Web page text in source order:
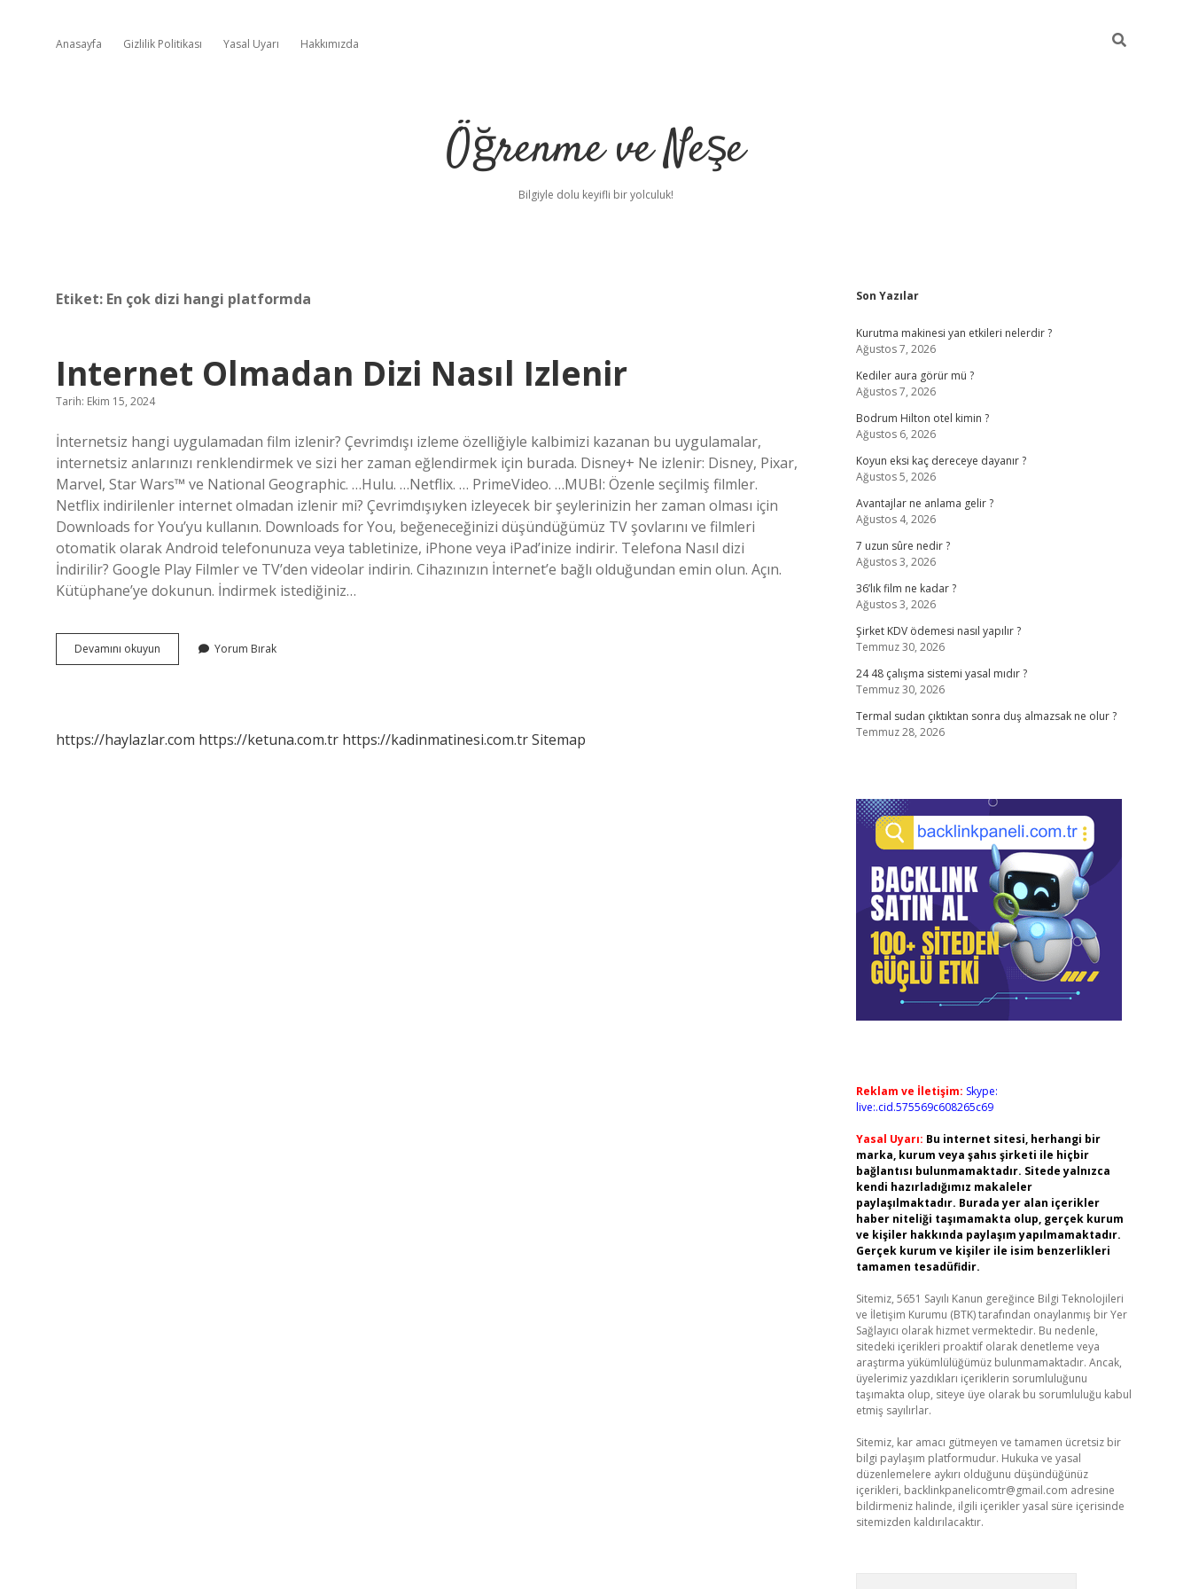
Anasayfa Gizlilik Politikası Yasal Uyarı Hakkımızda
Öğrenme ve Neşe
Bilgiyle dolu keyifli bir yolculuk!
Etiket: En çok dizi hangi platformda
Internet Olmadan Dizi Nasıl Izlenir
Tarih: Ekim 15, 2024
İnternetsiz hangi uygulamadan film izlenir? Çevrimdışı izleme özelliğiyle kalbimizi kazanan bu uygulamalar,
internetsiz anlarınızı renklendirmek ve sizi her zaman eğlendirmek için burada. Disney+ Ne izlenir: Disney, Pixar,
Marvel, Star Wars™ ve National Geographic. …Hulu. …Netflix. … PrimeVideo. …MUBI: Özenle seçilmiş filmler.
Netflix indirilenler internet olmadan izlenir mi? Çevrimdışıyken izleyecek bir şeylerinizin her zaman olması için
Downloads for You’yu kullanın. Downloads for You, beğeneceğinizi düşündüğümüz TV şovlarını ve filmleri
otomatik olarak Android telefonunuza veya tabletinize, iPhone veya iPad’inize indirir. Telefona Nasıl dizi
İndirilir? Google Play Filmler ve TV’den videolar indirin. Cihazınızın İnternet’e bağlı olduğundan emin olun. Açın.
Kütüphane’ye dokunun. İndirmek istediğiniz…
Devamını okuyun
Olmadan
Yorum Bırak
https://haylazlar.com https://ketuna.com.tr https://kadinmatinesi.com.trSitemap
Sidebar
Son Yazılar
Kurutma makinesi yan etkileri nelerdir ?
Ağustos 7, 2026
Kediler aura görür mü ?
Ağustos 7, 2026
Bodrum Hilton otel kimin ?
Ağustos 6, 2026
Koyun eksi kaç dereceye dayanır ?
Ağustos 5, 2026
Avantajlar ne anlama gelir ?
Ağustos 4, 2026
7 uzun sûre nedir ?
Ağustos 3, 2026
36’lık film ne kadar ?
Ağustos 3, 2026
Şirket KDV ödemesi nasıl yapılır ?
Temmuz 30, 2026
24 48 çalışma sistemi yasal mıdır ?
Temmuz 30, 2026
Termal sudan çıktıktan sonra duş almazsak ne olur ?
Temmuz 28, 2026
Reklam ve İletişim: Skype:
live:.cid.575569c608265c69
Yasal Uyarı: Bu internet sitesi, herhangi bir
marka, kurum veya şahıs şirketi ile hiçbir
bağlantısı bulunmamaktadır. Sitede yalnızca
kendi hazırladığımız makaleler
paylaşılmaktadır. Burada yer alan içerikler
haber niteliği taşımamakta olup, gerçek kurum
ve kişiler hakkında paylaşım yapılmamaktadır.
Gerçek kurum ve kişiler ile isim benzerlikleri
tamamen tesadüfidir.
Sitemiz, 5651 Sayılı Kanun gereğince Bilgi Teknolojileri
ve İletişim Kurumu (BTK) tarafından onaylanmış bir Yer
Sağlayıcı olarak hizmet vermektedir. Bu nedenle,
sitedeki içerikleri proaktif olarak denetleme veya
araştırma yükümlülüğümüz bulunmamaktadır. Ancak,
üyelerimiz yazdıkları içeriklerin sorumluluğunu
taşımakta olup, siteye üye olarak bu sorumluluğu kabul
etmiş sayılırlar.
Sitemiz, kar amacı gütmeyen ve tamamen ücretsiz bir
bilgi paylaşım platformudur. Hukuka ve yasal
düzenlemelere aykırı olduğunu düşündüğünüz
içerikleri, backlinkpanelicomtr@gmail.com adresine
bildirmeniz halinde, ilgili içerikler yasal süre içerisinde
sitemizden kaldırılacaktır.
ilbetbetcipiabellacasino sitesi